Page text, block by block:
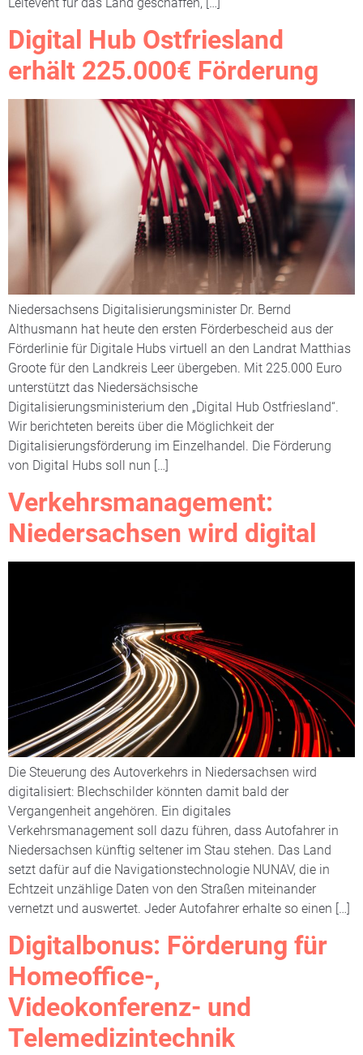
Digital Hub Ostfriesland
erhält 225.000€ Förderung
Niedersachsens Digitalisierungsminister Dr. Bernd
Althusmann hat heute den ersten Förderbescheid aus der
Förderlinie für Digitale Hubs virtuell an den Landrat Matthias
Groote für den Landkreis Leer übergeben. Mit 225.000 Euro
unterstützt das Niedersächsische
Digitalisierungsministerium den „Digital Hub Ostfriesland“.
Wir berichteten bereits über die Möglichkeit der
Digitalisierungsförderung im Einzelhandel. Die Förderung
von Digital Hubs soll nun […]
Verkehrsmanagement:
Niedersachsen wird digital
Die Steuerung des Autoverkehrs in Niedersachsen wird
digitalisiert: Blechschilder könnten damit bald der
Vergangenheit angehören. Ein digitales
Verkehrsmanagement soll dazu führen, dass Autofahrer in
Niedersachsen künftig seltener im Stau stehen. Das Land
setzt dafür auf die Navigationstechnologie NUNAV, die in
Echtzeit unzählige Daten von den Straßen miteinander
vernetzt und auswertet. Jeder Autofahrer erhalte so einen […]
Digitalbonus: Förderung für
Homeoffice-,
Videokonferenz- und
Telemedizintechnik